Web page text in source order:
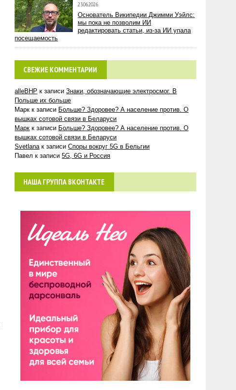
23.06.2026
Основатель Википедии Джимми Уэйлс:
мы пока не позволим ИИ
редактировать статьи, из-за ИИ упала
посещаемость
СВЕЖИЕ КОММЕНТАРИИ
alleBHP к записиЗнаки, обозначающие электросмог. В
Польше их больше
Марк к записи Больше? Здоровее? А население против. О
вышках сотовой связи в Беларуси
Марк к записи Больше? Здоровее? А население против. О
вышках сотовой связи в Беларуси
Svetlana к записиСпоры вокруг 5G в Бельгии
Павел к записи5G, 6G и Россия
НАША ГРУППА ВКОНТАКТЕ